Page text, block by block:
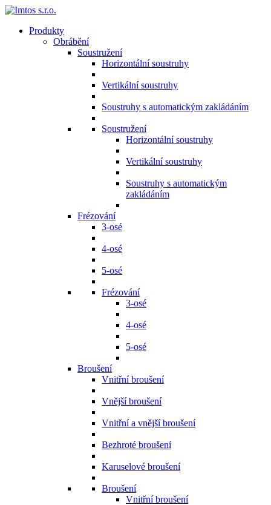
Produkty
Obrábění
Soustružení
Horizontální soustruhy
Vertikální soustruhy
Soustruhy s automatickým zakládáním
Soustružení
Horizontální soustruhy
Vertikální soustruhy
Soustruhy s automatickým
zakládáním
Frézování
3-osé
4-osé
5-osé
Frézování
3-osé
4-osé
5-osé
Broušení
Vnitřní broušení
Vnější broušení
Vnitřní a vnější broušení
Bezhroté broušení
Karuselové broušení
Broušení
Vnitřní broušení